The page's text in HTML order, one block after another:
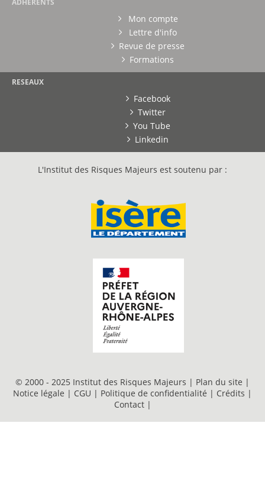
Mon compte
Lettre d'info
Revue de presse
Formations
RESEAUX
Facebook
Twitter
You Tube
Linkedin
L'Institut des Risques Majeurs est soutenu par :
© 2000 - 2025 Institut des Risques Majeurs | Plan du site |
Notice légale | CGU | Politique de confidentialité | Crédits |
Contact |